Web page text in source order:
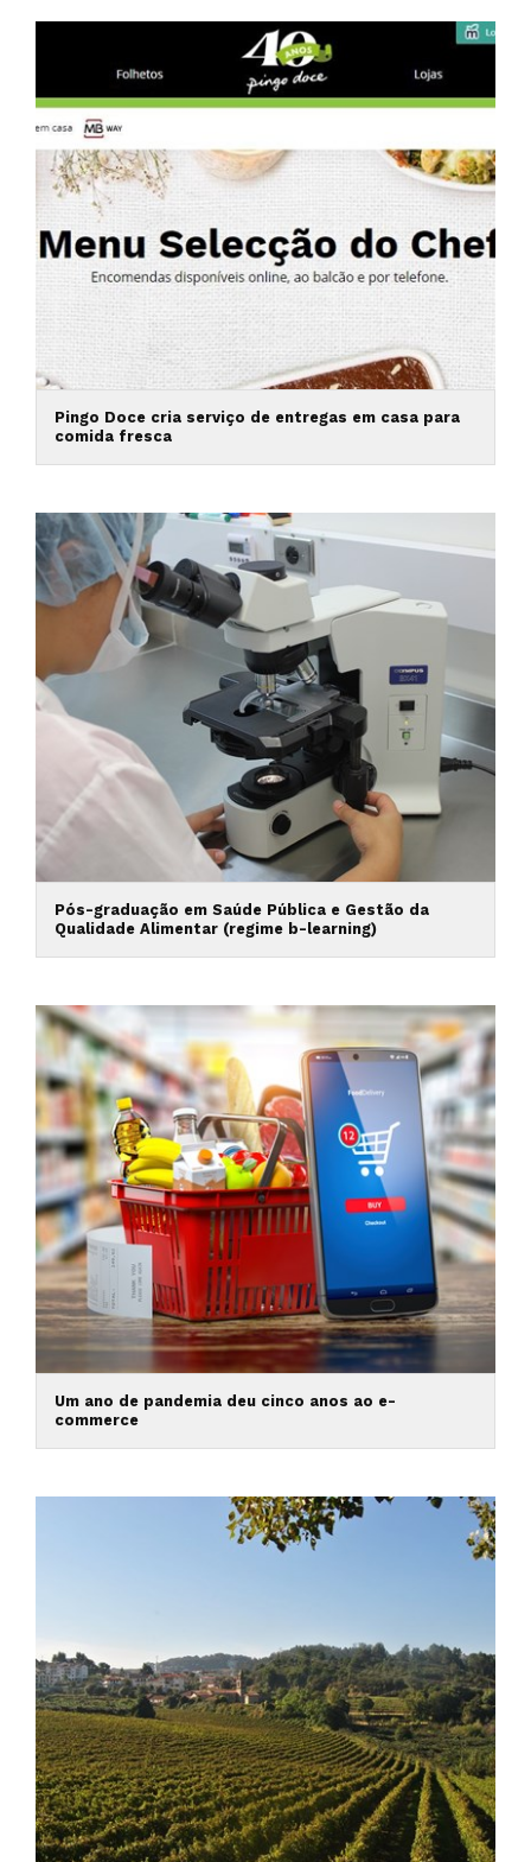
Pingo Doce cria serviço de entregas em casa para
comida fresca
Pós-graduação em Saúde Pública e Gestão da
Qualidade Alimentar (regime b-learning)
Um ano de pandemia deu cinco anos ao e-
commerce